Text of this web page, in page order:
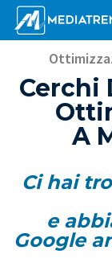
Cerchi
A
Ci hai
e
Google